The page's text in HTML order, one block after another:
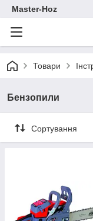
Master-Hoz
Товари
Бензопили
Сортування